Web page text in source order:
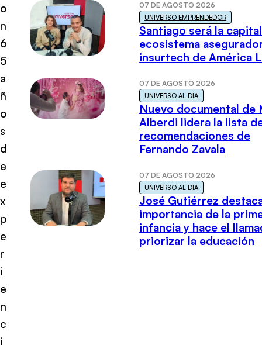
o
n
6
5
a
ñ
o
s
d
e
e
x
p
e
r
i
e
n
c
i
07 DE AGOSTO 2026
UNIVERSO EMPRENDEDOR
Santiago será la
ecosistema
insurtech de América
07 DE AGOSTO 2026
UNIVERSO AL DÍA
Nuevo documental de
Alberdi lidera la lista
recomendaciones de
Fernando Zavala
07 DE AGOSTO 2026
UNIVERSO AL DÍA
José Gutiérrez
importancia de la
infancia y hace el
priorizar la educación